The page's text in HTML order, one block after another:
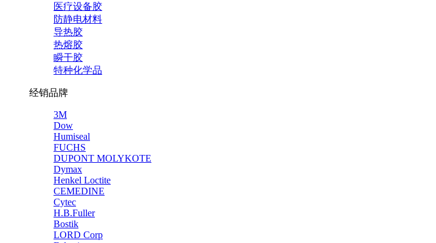
医疗设备胶
防静电材料
导热胶
热熔胶
瞬干胶
特种化学品
经销品牌
3M
Dow
Humiseal
FUCHS
DUPONT MOLYKOTE
Dymax
Henkel Loctite
CEMEDINE
Cytec
H.B.Fuller
Bostik
LORD Corp